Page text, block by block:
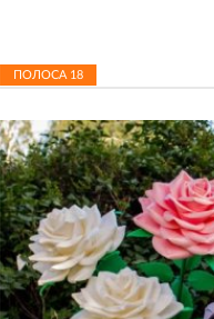
ПОЛОСА 18